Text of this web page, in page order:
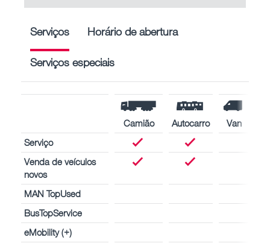
Serviços Horário de abertura
Serviços especiais
Camião Autocarro
Van
Serviço
Venda de veículos
novos
MAN TopUsed
BusTopService
eMobility (+)